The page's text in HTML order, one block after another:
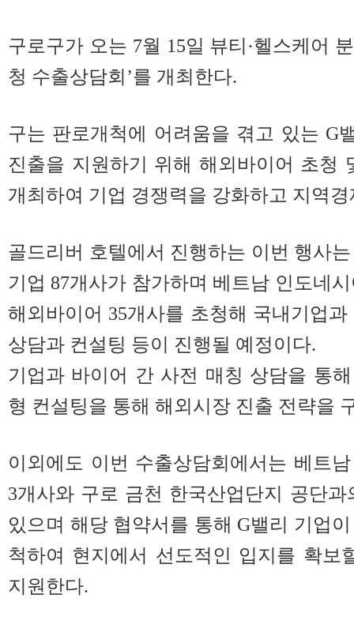
구로구가 오는 7월 15일 뷰티·헬스케어
청 수출상담회’를 개최한다.
구는 판로개척에 어려움을 겪고 있는 G
진출을 지원하기 위해 해외바이어 초청
개최하여 기업 경쟁력을 강화하고 지역
골드리버 호텔에서 진행하는 이번 행사
기업 87개사가 참가하며 베트남 인도네
해외바이어 35개사를 초청해 국내기업
상담과 컨설팅 등이 진행될 예정이다.
기업과 바이어 간 사전 매칭 상담을 통
형 컨설팅을 통해 해외시장 진출 전략을
이외에도 이번 수출상담회에서는 베트
3개사와 구로 금천 한국산업단지 공단
있으며 해당 협약서를 통해 G밸리 기업
척하여 현지에서 선도적인 입지를 확보
지원한다.